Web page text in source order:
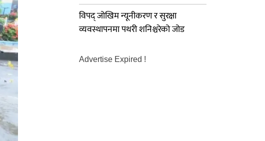
विपद् जोखिम न्यूनीकरण र सुरक्षा
व्यवस्थापनमा पथरी शनिश्चरेको जोड
Advertise Expired !